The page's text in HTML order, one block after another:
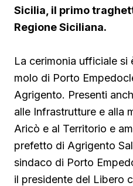
Sicilia, il primo
Regione Siciliana.
La cerimonia ufficiale si
molo di Porto
Agrigento. Presenti
alle Infrastrutture e alla
Aricò e al Territorio e
prefetto di Agrigento
sindaco di Porto
il presidente del Libero